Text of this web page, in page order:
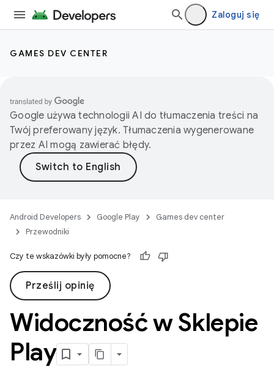
Zaloguj się
GAMES DEV CENTER
Google używa technologii AI do tłumaczenia treści na
Twój preferowany język. Tłumaczenia wygenerowane
przez AI mogą zawierać błędy.
Android Developers Google Play
Games dev center
Przewodniki
Czy te wskazówki były pomocne?
Prześlij opinię
Widoczność w Sklepie
Play